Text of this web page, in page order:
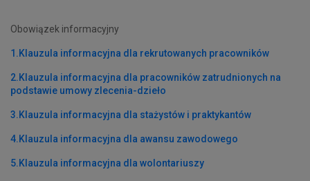
Obowiązek informacyjny
1.Klauzula informacyjna dla rekrutowanych pracowników
2.Klauzula informacyjna dla pracowników zatrudnionych na
podstawie umowy zlecenia-dzieło
3.Klauzula informacyjna dla stażystów i praktykantów
4.Klauzula informacyjna dla awansu zawodowego
5.Klauzula informacyjna dla wolontariuszy